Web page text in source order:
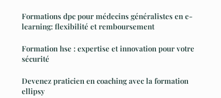
Formations dpc pour médecins généralistes en e-
learning: flexibilité et remboursement
Formation hse : expertise et innovation pour votre
sécurité
Devenez praticien en coaching avec la formation
ellipsy